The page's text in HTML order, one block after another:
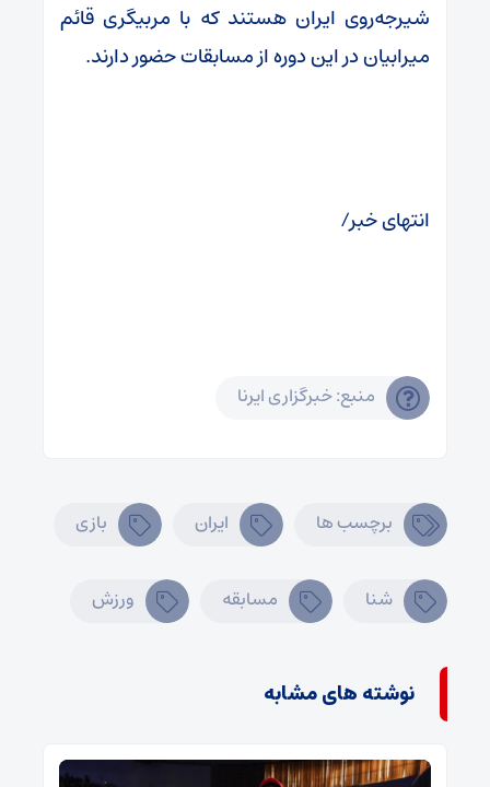
شیرجه‌روی ایران هستند که با مربیگری قائم
میرابیان در این دوره از مسابقات حضور دارند.
انتهای خبر/
منبع: خبرگزاری ایرنا
برچسب ها ایران بازی
شنا مسابقه ورزش
نوشته های مشابه